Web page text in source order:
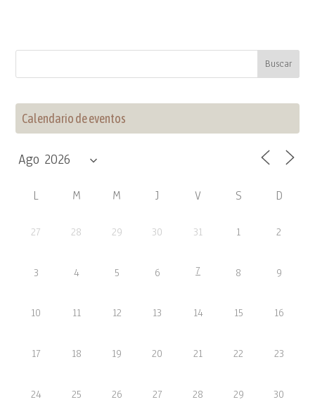
Calendario de eventos
L M M J V S D
27 28 29 30 31 1 2
3 4 5 6 7 8 9
10 11 12 13 14 15 16
17 18 19 20 21 22 23
24 25 26 27 28 29 30